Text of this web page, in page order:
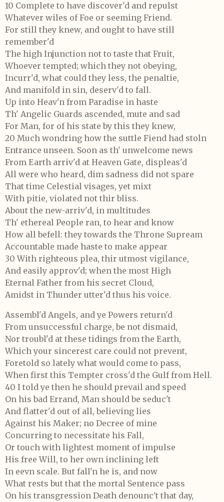
10 Complete to have discover'd and repulst
Whatever wiles of Foe or seeming Friend.
For still they knew, and ought to have still
remember'd
The high Injunction not to taste that Fruit,
Whoever tempted; which they not obeying,
Incurr'd, what could they less, the penaltie,
And manifold in sin, deserv'd to fall.
Up into Heav'n from Paradise in haste
Th' Angelic Guards ascended, mute and sad
For Man, for of his state by this they knew,
20 Much wondring how the suttle Fiend had stoln
Entrance unseen. Soon as th' unwelcome news
From Earth arriv'd at Heaven Gate, displeas'd
All were who heard, dim sadness did not spare
That time Celestial visages, yet mixt
With pitie, violated not thir bliss.
About the new-arriv'd, in multitudes
Th' ethereal People ran, to hear and know
How all befell: they towards the Throne Supream
Accountable made haste to make appear
30 With righteous plea, thir utmost vigilance,
And easily approv'd; when the most High
Eternal Father from his secret Cloud,
Amidst in Thunder utter'd thus his voice.
Assembl'd Angels, and ye Powers return'd
From unsuccessful charge, be not dismaid,
Nor troubl'd at these tidings from the Earth,
Which your sincerest care could not prevent,
Foretold so lately what would come to pass,
When first this Tempter cross'd the Gulf from Hell.
40 I told ye then he should prevail and speed
On his bad Errand, Man should be seduc't
And flatter'd out of all, believing lies
Against his Maker; no Decree of mine
Concurring to necessitate his Fall,
Or touch with lightest moment of impulse
His free Will, to her own inclining left
In eevn scale. But fall'n he is, and now
What rests but that the mortal Sentence pass
On his transgression Death denounc't that day,